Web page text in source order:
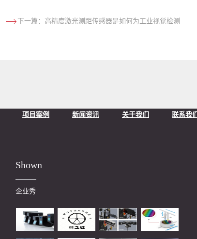
下一篇： 高精度激光测距传感器是如何为工业视觉检测
项目案例 新闻资讯 关于我们 联系我们
Shown
企业秀